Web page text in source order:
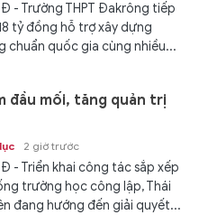
- Trường THPT Đakrông tiếp
tỷ đồng hỗ trợ xây dựng
chuẩn quốc gia cùng nhiều...
đầu mối, tăng quản trị
2 giờ trước
- Triển khai công tác sắp xếp
trường học công lập, Thái
đang hướng đến giải quyết...